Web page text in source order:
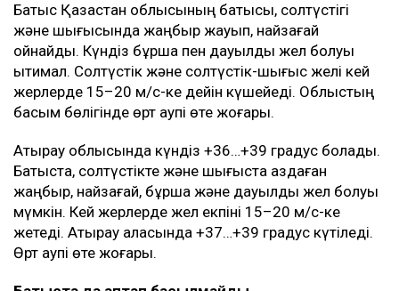
Батыс Қазақстан облысының батысы, солтүстігі
және шығысында жаңбыр жауып, найзағай
ойнайды. Күндіз бұршақ пен дауылды жел болуы
ықтимал. Солтүстік және солтүстік-шығыс желі кей
жерлерде 15–20 м/с-ке дейін күшейеді. Облыстың
басым бөлігінде өрт қаупі өте жоғары.
Атырау облысында күндіз +36…+39 градус болады.
Батыста, солтүстікте және шығыста аздаған
жаңбыр, найзағай, бұршақ және дауылды жел болуы
мүмкін. Кей жерлерде жел екпіні 15–20 м/с-ке
жетеді. Атырау қаласында +37…+39 градус күтіледі.
Өрт қаупі өте жоғары.